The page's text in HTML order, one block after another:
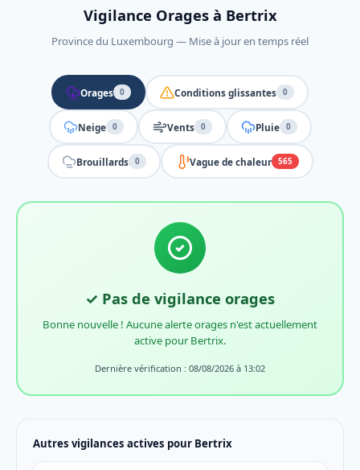
Vigilance Orages à Bertrix
Province du Luxembourg — Mise à jour en temps réel
Orages 0 Conditions glissantes 0
Neige 0 Vents 0 Pluie 0
Brouillards 0 Vague de chaleur 565
✓ Pas de vigilance orages
Bonne nouvelle ! Aucune alerte orages n'est actuellement
active pour Bertrix.
Dernière vérification : 08/08/2026 à 13:02
Autres vigilances actives pour Bertrix